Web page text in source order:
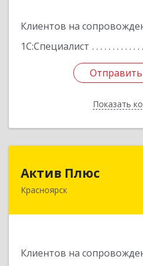
Клиентов на
1С:Специалист
Отправить
Показать
Отправить
Актив Плюс
Красноярск
Клиентов на
660017,